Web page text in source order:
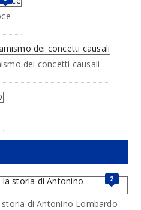
dei concetti causali
2
di Antonino Lombardo